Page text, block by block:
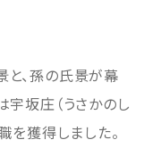
、孫の氏景が幕
坂庄（うさかのし
を獲得しました。